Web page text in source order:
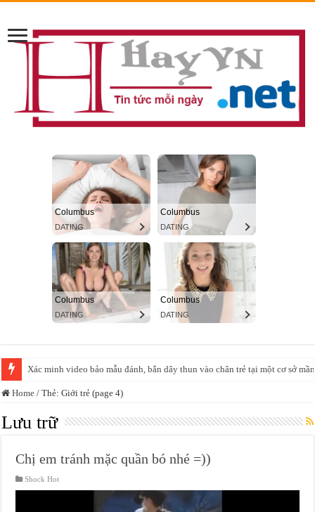
Huấn Hoa Hồng: Từ ‘giang hồ mạng’ đến đế chế livestream bán hàng
Home / Thẻ:Giới trẻ (page 4)
Lưu trữ
Chị em tránh mặc quần bó nhé =))
Shock Hot